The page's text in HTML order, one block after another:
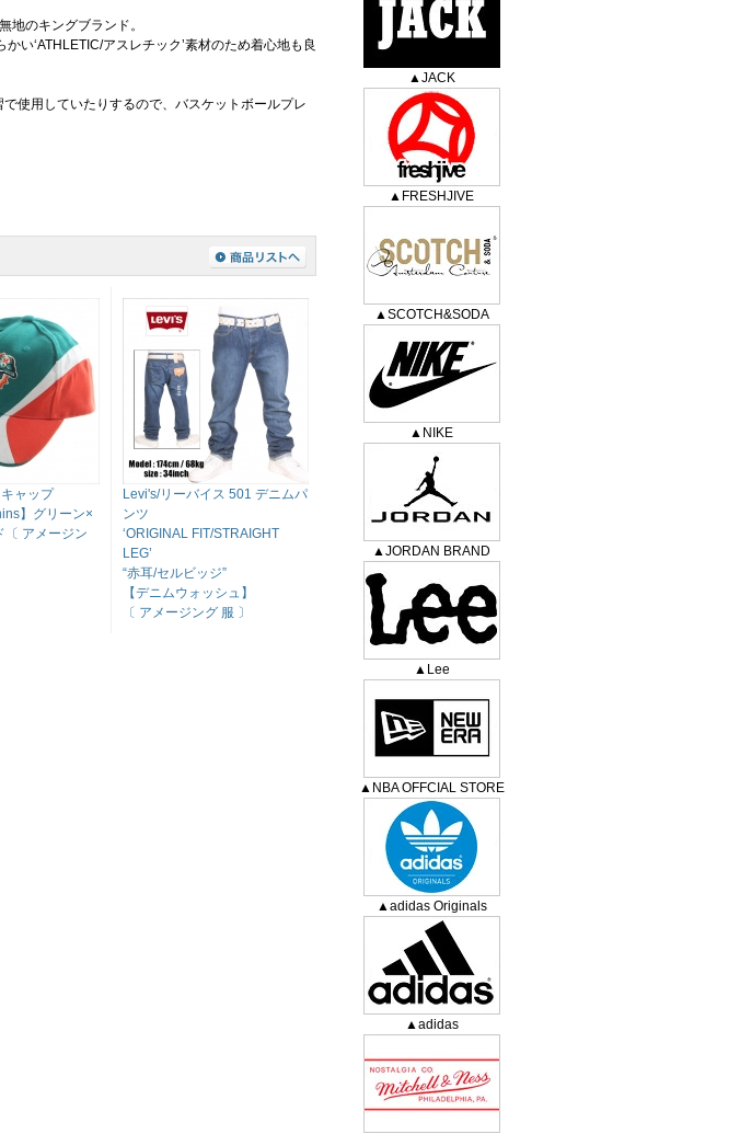
地のキングブランド。
い‘ATHLETIC/アスレチック’素材のため着心地も良
使用していたりするので、バスケットボールプレ
ャップ
】グリーン×
〔 アメージン
Levi's/リーバイス 501 デニムパ
ンツ
‘ORIGINAL FIT/STRAIGHT
LEG’
“赤耳/セルビッジ”
【デニムウォッシュ】
〔 アメージング 服 〕
▲JACK
▲FRESHJIVE
▲SCOTCH&SODA
▲NIKE
▲JORDAN BRAND
▲Lee
▲NBA OFFCIAL STORE
▲adidas Originals
▲adidas